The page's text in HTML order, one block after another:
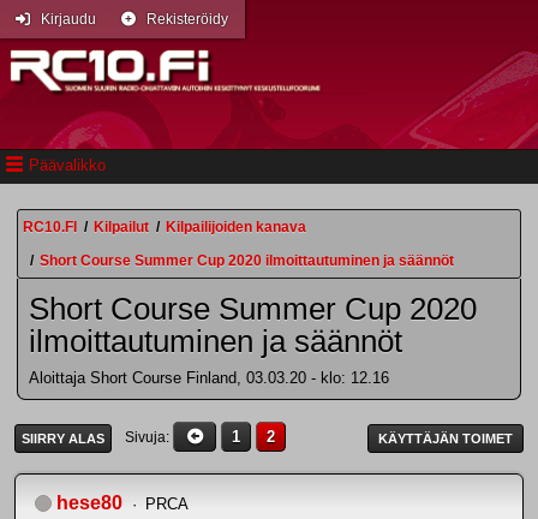
Päävalikko
Kirjaudu Rekisteröidy
RC10.FI / Kilpailut / Kilpailijoiden kanava
/ Short Course Summer Cup 2020 ilmoittautuminen ja säännöt
Short Course Summer Cup 2020
ilmoittautuminen ja säännöt
Aloittaja Short Course Finland, 03.03.20 - klo: 12.16
SIIRRY ALAS Sivuja 1 2 KÄYTTÄJÄN TOIMET
hese80 PRCA